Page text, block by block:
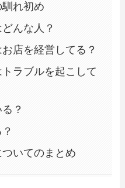
れ初め
んな人？
店を経営してる？
ラブルを起こして
？
いてのまとめ